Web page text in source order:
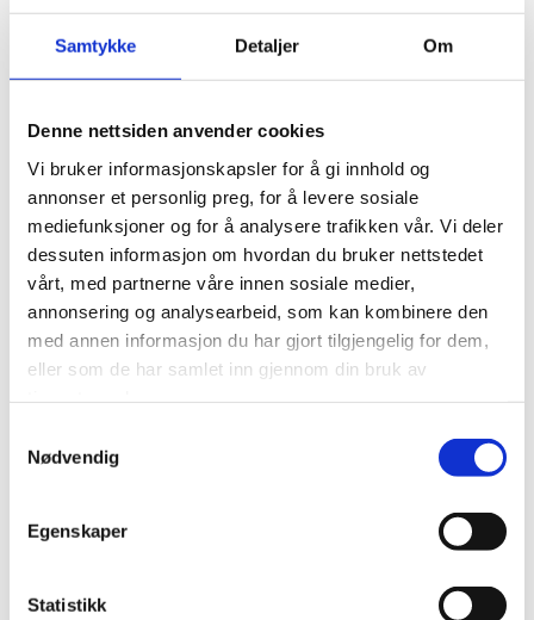
Samtykke Detaljer Om
Denne nettsiden anvender cookies
Vi bruker informasjonskapsler for å gi innhold og
annonser et personlig preg, for å levere sosiale
mediefunksjoner og for å analysere trafikken vår. Vi deler
dessuten informasjon om hvordan du bruker nettstedet
vårt, med partnerne våre innen sosiale medier,
annonsering og analysearbeid, som kan kombinere den
med annen informasjon du har gjort tilgjengelig for dem,
eller som de har samlet inn gjennom din bruk av
Nødvendig
Egenskaper
Statistikk
Enebolig, Asker
Byggeår 2006
Areal 170 m2 BTA